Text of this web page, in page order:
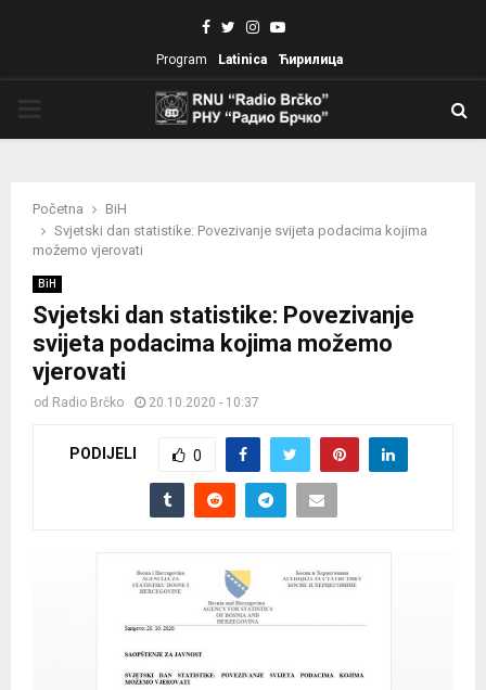
Facebook
TwitterInstagram
Youtube
Program Latinica Ћирилица
Početna
BiH
Svjetski dan statistike: Povezivanje svijeta podacima kojima
možemo vjerovati
BiH
Svjetski dan statistike: Povezivanje
svijeta podacima kojima možemo
vjerovati
od Radio Brčko 20.10.2020 - 10:37
PODIJELI 0